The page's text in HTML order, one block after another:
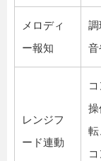
メロディ
ー報知
調
音
レンジフ
ード連動
操